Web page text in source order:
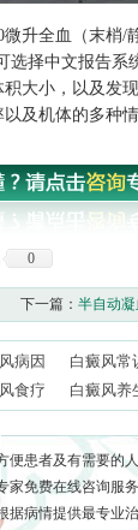
升全血（末梢
选择中文报告
大小，以及发
及机体的多种
0
下一篇： 半自动
病因 白癜风常
食疗 白癜风养
便患者及有需要的
家免费在线咨询服
据病情提供最专业